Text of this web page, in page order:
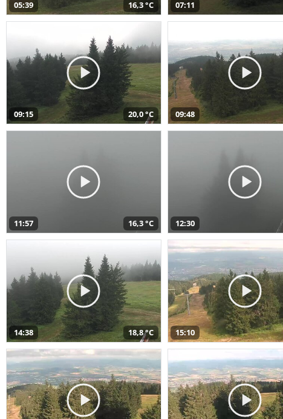
05:39 16,3 °C 07:11
09:15 20,0 °C 09:48
11:57 16,3 °C 12:30
14:38 18,8 °C 15:10